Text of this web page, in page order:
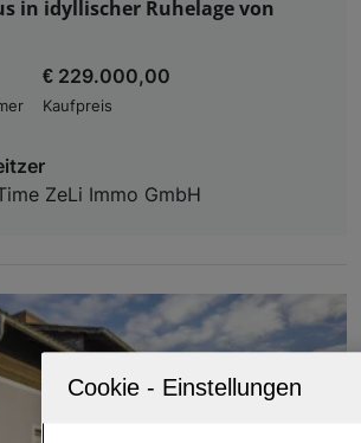
in idyllischer Ruhelage von
€ 229.000,00
Kaufpreis
ZeLi Immo GmbH